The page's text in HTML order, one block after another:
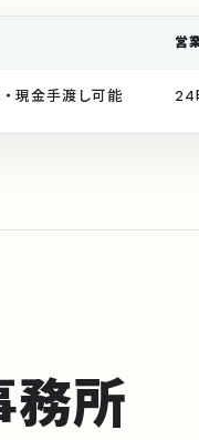
営
現金手渡し可能 24
務所